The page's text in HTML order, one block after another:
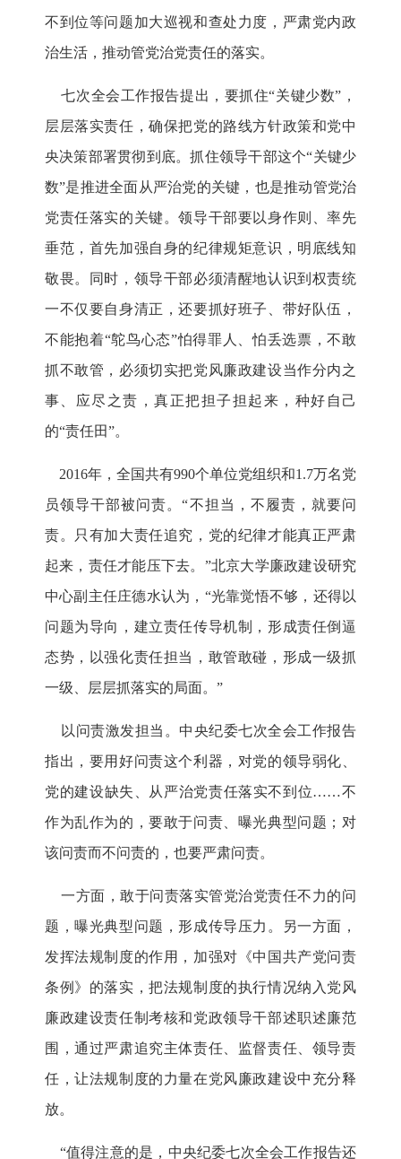
不到位等问题加大巡视和查处力度，严肃党内政
治生活，推动管党治党责任的落实。
七次全会工作报告提出，要抓住“关键少数”，
层层落实责任，确保把党的路线方针政策和党中
央决策部署贯彻到底。抓住领导干部这个“关键少
数”是推进全面从严治党的关键，也是推动管党治
党责任落实的关键。领导干部要以身作则、率先
垂范，首先加强自身的纪律规矩意识，明底线知
敬畏。同时，领导干部必须清醒地认识到权责统
一不仅要自身清正，还要抓好班子、带好队伍，
不能抱着“鸵鸟心态”怕得罪人、怕丢选票，不敢
抓不敢管，必须切实把党风廉政建设当作分内之
事、应尽之责，真正把担子担起来，种好自己
的“责任田”。
2016年，全国共有990个单位党组织和1.7万名党
员领导干部被问责。“不担当，不履责，就要问
责。只有加大责任追究，党的纪律才能真正严肃
起来，责任才能压下去。”北京大学廉政建设研究
中心副主任庄德水认为，“光靠觉悟不够，还得以
问题为导向，建立责任传导机制，形成责任倒逼
态势，以强化责任担当，敢管敢碰，形成一级抓
一级、层层抓落实的局面。”
以问责激发担当。中央纪委七次全会工作报告
指出，要用好问责这个利器，对党的领导弱化、
党的建设缺失、从严治党责任落实不到位……不
作为乱作为的，要敢于问责、曝光典型问题；对
该问责而不问责的，也要严肃问责。
一方面，敢于问责落实管党治党责任不力的问
题，曝光典型问题，形成传导压力。另一方面，
发挥法规制度的作用，加强对《中国共产党问责
条例》的落实，把法规制度的执行情况纳入党风
廉政建设责任制考核和党政领导干部述职述廉范
围，通过严肃追究主体责任、监督责任、领导责
任，让法规制度的力量在党风廉政建设中充分释
放。
“值得注意的是，中央纪委七次全会工作报告还